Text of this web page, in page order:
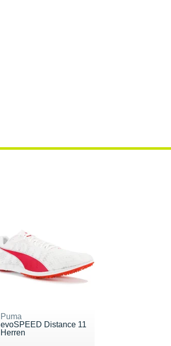
Puma
evoSPEED Distance 11
Herren